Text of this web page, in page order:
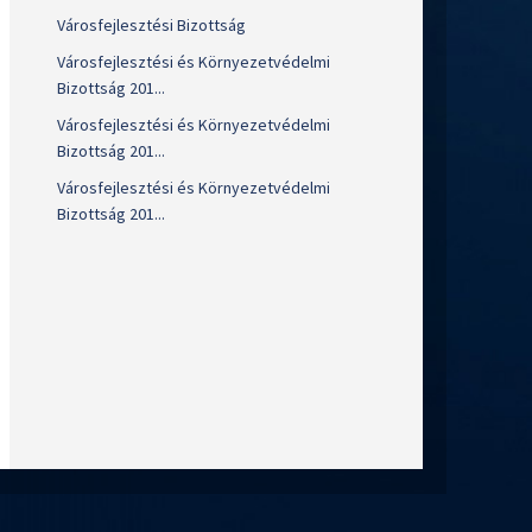
Városfejlesztési Bizottság
Városfejlesztési és Környezetvédelmi
Bizottság 201...
Városfejlesztési és Környezetvédelmi
Bizottság 201...
Városfejlesztési és Környezetvédelmi
Bizottság 201...